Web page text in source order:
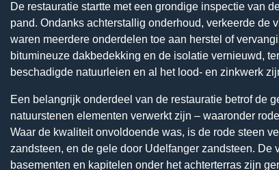
De restauratie startte met een grondige inspectie van
pand. Ondanks achterstallig onderhoud, verkeerde de
waren meerdere onderdelen toe aan herstel of
bitumineuze dakbedekking en de isolatie vernieuwd,
beschadigde natuurleien en al het lood- en zinkwerk
Een belangrijk onderdeel van de restauratie betrof de
natuurstenen elementen verwerkt zijn – waaronder
Waar de kwaliteit onvoldoende was, is de rode steen
zandsteen, en de gele door Udelfanger zandsteen. De
basementen en kapitelen onder het achterterras zijn